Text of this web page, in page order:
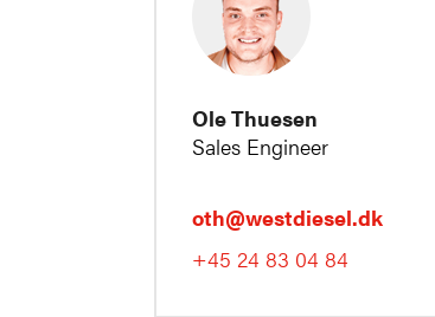
Ole Thuesen
Sales Engineer
oth@westdiesel.dk
+45 24 83 04 84